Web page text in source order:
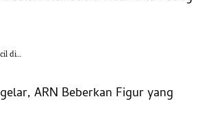
di…
ARN Beberkan Figur yang